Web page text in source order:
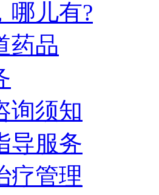
哪儿有?
药品
询须知
导服务
疗管理